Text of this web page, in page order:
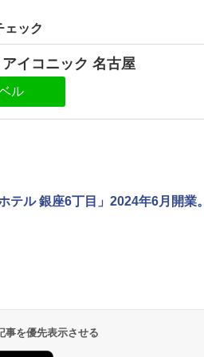
ェック
イコニック 名古屋
ル
テル 銀座6丁目」2024年6月開業。
事を優先表示させる